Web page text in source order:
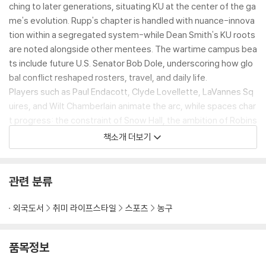
ching to later generations, situating KU at the center of the ga
me's evolution. Rupp's chapter is handled with nuance-innova
tion within a segregated system-while Dean Smith's KU roots
are noted alongside other mentees. The wartime campus bea
ts include future U.S. Senator Bob Dole, underscoring how glo
bal conflict reshaped rosters, travel, and daily life.
Players such as Paul Endacott, Clyde Lovellette, LaVannes Sq
uires, and Wilt Chamberlain animate the arc, while spaces char
t progress: the constraint of Snow Hall, the ambition of Robins
on, the communal crush of Hoch, and the 1955 dedication of A
llen Fieldhouse-"James Naismith Court"-as the program's cat
ng objects and tasks-nets, whistles, checklists, tickets-that
y honors a community that carried Kansas basketball through
책소개 더보기
관련 분류
외국도서 취미 라이프스타일 스포츠 농구
품목정보